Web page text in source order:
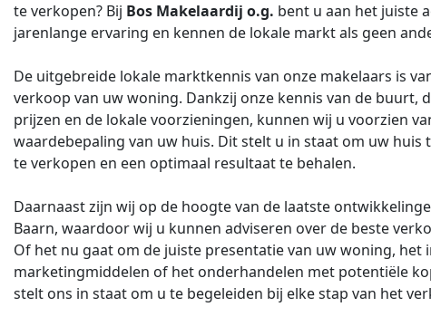
te verkopen? Bij Bos Makelaardij o.g. bent u aan het juiste
jarenlange ervaring en kennen de lokale markt als geen
De uitgebreide lokale marktkennis van onze makelaars is
verkoop van uw woning. Dankzij onze kennis van de buurt,
prijzen en de lokale voorzieningen, kunnen wij u voorzien
waardebepaling van uw huis. Dit stelt u in staat om uw
te verkopen en een optimaal resultaat te behalen.
Daarnaast zijn wij op de hoogte van de laatste
Baarn, waardoor wij u kunnen adviseren over de beste
Of het nu gaat om de juiste presentatie van uw woning, het
marketingmiddelen of het onderhandelen met potentiële
stelt ons in staat om u te begeleiden bij elke stap van het